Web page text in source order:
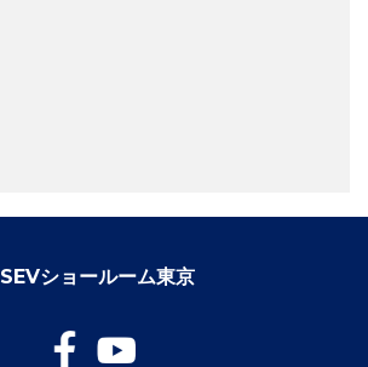
SEVショールーム東京